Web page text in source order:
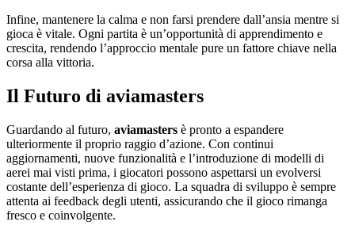
Infine, mantenere la calma e non farsi prendere dall’ansia mentre si
gioca è vitale. Ogni partita è un’opportunità di apprendimento e
crescita, rendendo l’approccio mentale pure un fattore chiave nella
corsa alla vittoria.
Il Futuro di aviamasters
Guardando al futuro, aviamasters è pronto a espandere
ulteriormente il proprio raggio d’azione. Con continui
aggiornamenti, nuove funzionalità e l’introduzione di modelli di
aerei mai visti prima, i giocatori possono aspettarsi un evolversi
costante dell’esperienza di gioco. La squadra di sviluppo è sempre
attenta ai feedback degli utenti, assicurando che il gioco rimanga
fresco e coinvolgente.